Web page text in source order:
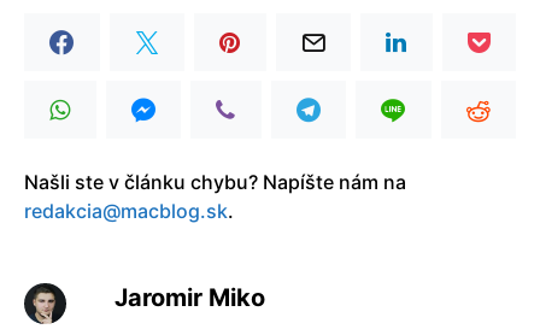
Našli ste v článku chybu? Napíšte nám na
redakcia@macblog.sk.
Jaromir Miko